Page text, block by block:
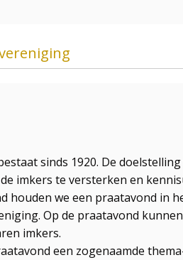
sinds 1920. De
imkers te versterken en
houden we een praatavond
Op de praatavond
imkers.
een zogenaamde